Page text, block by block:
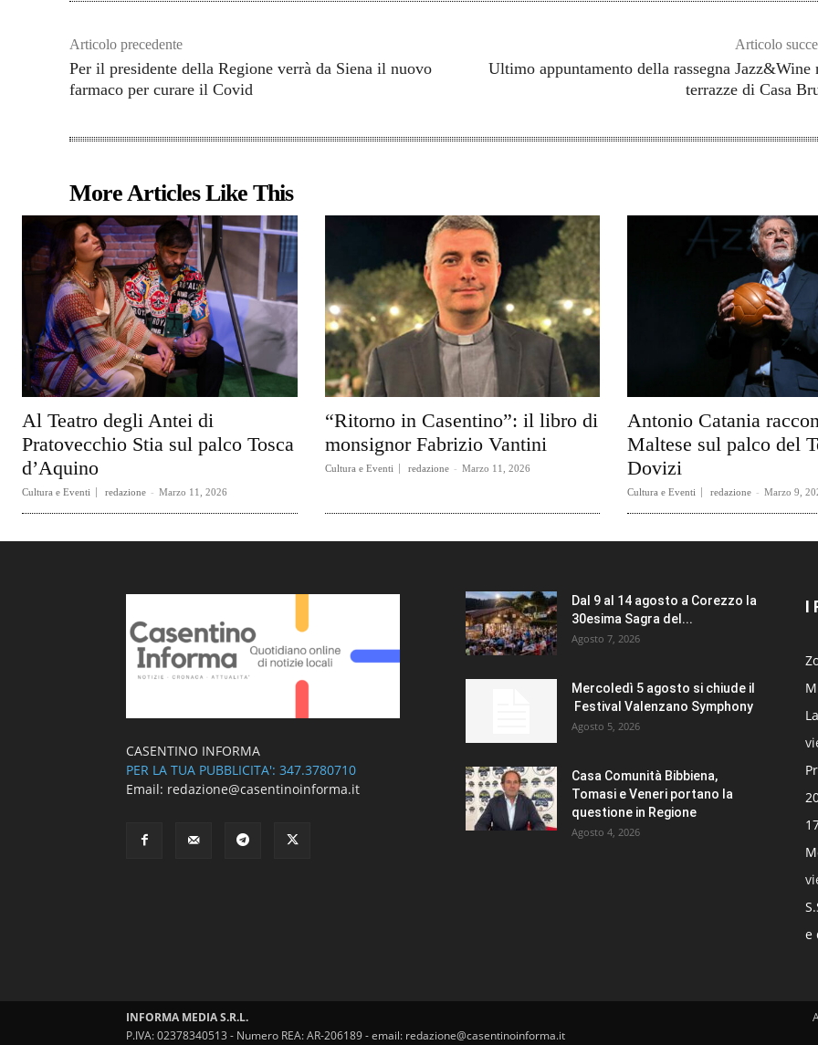
Articolo precedente
Per il presidente della Regione verrà da Siena il nuovo
farmaco per curare il Covid
Articolo
Ultimo appuntamento della rassegna Jazz&Wine
terrazze di Casa
More Articles Like This
Al Teatro degli Antei di
Pratovecchio Stia sul palco Tosca
d’Aquino
Cultura e Eventi redazione - Marzo 11, 2026
“Ritorno in Casentino”: il libro di
monsignor Fabrizio Vantini
Cultura e Eventi redazione - Marzo 11, 2026
Antonio Catania
Maltese sul palco del
Dovizi
Cultura e Eventi redazione - Marzo 9,
CASENTINO INFORMA
PER LA TUA PUBBLICITA': 347.3780710
Email: redazione@casentinoinforma.it
Dal 9 al 14 agosto a Corezzo la
30esima Sagra del...
Agosto 7, 2026
Mercoledì 5 agosto si chiude il
Festival Valenzano Symphony
Agosto 5, 2026
Casa Comunità Bibbiena,
Tomasi e Veneri portano la
questione in Regione
Agosto 4, 2026
I
e
INFORMA MEDIA S.R.L.
P.IVA: 02378340513 - Numero REA: AR-206189 - email: redazione@casentinoinforma.it